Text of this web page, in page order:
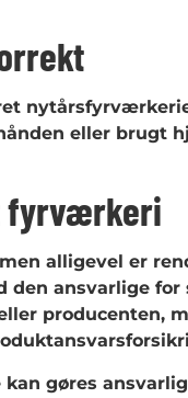
eller brugt
fyrværkeri
alligevel er
ansvarlige
producenten,
gøres